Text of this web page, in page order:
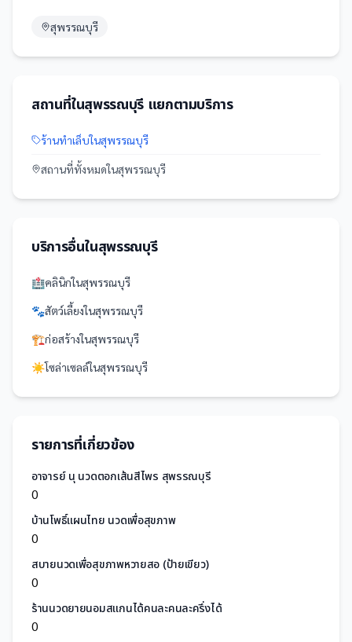
สุพรรณบุรี
สถานที่ในสุพรรณบุรีแยกตามบริการ
ร้านทำเล็บในสุพรรณบุรี
สถานที่ทั้งหมดในสุพรรณบุรี
บริการอื่นในสุพรรณบุรี
🏥คลินิกในสุพรรณบุรี
🐾สัตว์เลี้ยงในสุพรรณบุรี
🏗️ก่อสร้างในสุพรรณบุรี
☀️โซล่าเซลล์ในสุพรรณบุรี
รายการที่เกี่ยวข้อง
อาจารย์ นุ นวดตอกเส้นสีไพร สุพรรณบุรี
0
บ้านโพธิ์แผนไทย นวดเพื่อสุขภาพ
0
สบายนวดเพื่อสุขภาพหวายสอ (ป้ายเขียว)
0
ร้านนวดยายนอมสแกนได้คนละคนละครึ่งได้
0